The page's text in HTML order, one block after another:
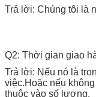
Trả lời: Chúng tôi là
Q2: Thời gian giao
Trả lời: Nếu nó là
việc.Hoặc nếu
thuộc vào số lượng.